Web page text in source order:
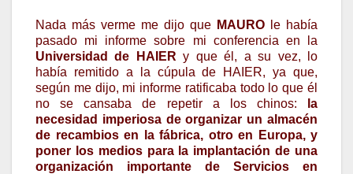
Nada más verme me dijo que MAURO le había
pasado mi informe sobre mi conferencia en la
Universidad de HAIER y que él, a su vez, lo
había remitido a la cúpula de HAIER, ya que,
según me dijo, mi informe ratificaba todo lo que él
no se cansaba de repetir a los chinos:
la
necesidad imperiosa de organizar un almacén
de recambios en la fábrica, otro en Europa, y
poner los medios para la implantación de una
organización importante de Servicios en